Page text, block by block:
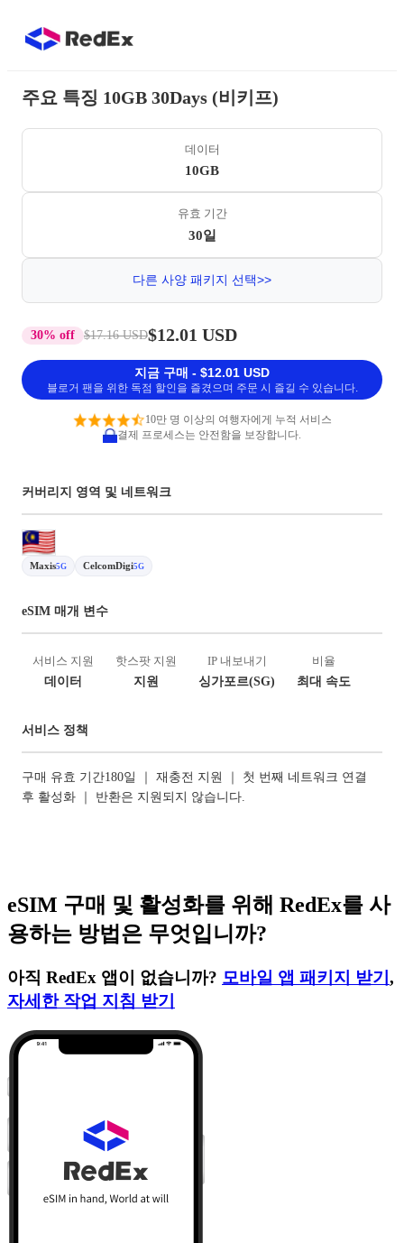
주요 특징 10GB 30Days (비키프)
데이터
10GB
유효 기간
30일
다른 사양 패키지 선택>>
30% off $17.16 USD$12.01 USD
지금 구매 - $12.01 USD
블로거 팬을 위한 독점 할인을 즐겼으며 주문 시 즐길 수 있습니다.
10만 명 이상의 여행자에게 누적 서비스
결제 프로세스는 안전함을 보장합니다.
커버리지 영역 및 네트워크
Maxis5G CelcomDigi5G
eSIM 매개 변수
서비스 지원
데이터
핫스팟 지원
지원
IP 내보내기
싱가포르(SG)
비율
최대 속도
서비스 정책
구매 유효 기간180일 ｜ 재충전 지원 ｜ 첫 번째 네트워크 연결
후 활성화 ｜ 반환은 지원되지 않습니다.
eSIM 구매 및 활성화를 위해 RedEx를 사
용하는 방법은 무엇입니까?
아직 RedEx 앱이 없습니까? 모바일 앱 패키지 받기 ,
자세한 작업 지침 받기